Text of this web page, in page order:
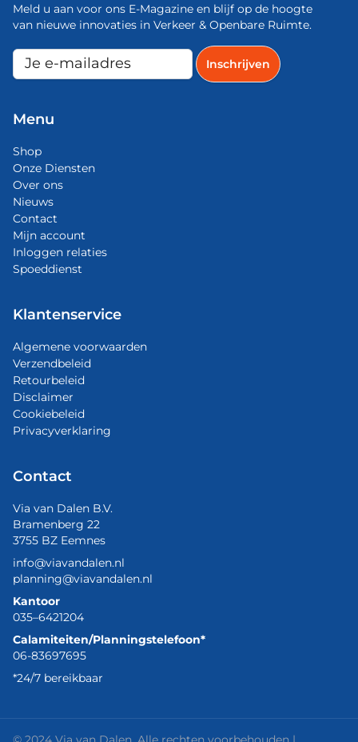
Meld u aan voor ons E-Magazine en blijf op de hoogte
van nieuwe innovaties in Verkeer & Openbare Ruimte.
Menu
Shop
Onze Diensten
Over ons
Nieuws
Contact
Mijn account
Inloggen relaties
Spoeddienst
Klantenservice
Algemene voorwaarden
Verzendbeleid
Retourbeleid
Disclaimer
Cookiebeleid
Privacyverklaring
Contact
Via van Dalen B.V.
Bramenberg 22
3755 BZ Eemnes
info@viavandalen.nl
planning@viavandalen.nl
Kantoor
035–6421204
Calamiteiten/Planningstelefoon*
06-83697695
*24/7 bereikbaar